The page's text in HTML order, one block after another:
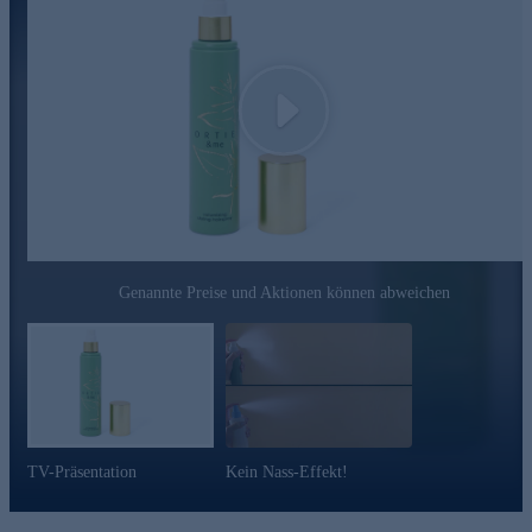
Für ein Styling, das lange hält! Jetzt bequem online
die Frisur den ganzen Tag, ohne dass sich die Haare steif und
BRENNNESSEL-EXTRAKT
Brennnessel ist eine traditionelle, europäische Heilpflanze. Ihre
Blätter sind reich an wertvollen Inhaltsstoffen wie organischen
Brennnessel-Extrakt verleiht dem Haar einen seidigen Glanz.
Brennnessel-Extrakt eignet sich besonders für fettendes Haar.
Die Rosskastanie hat glänzend braune Samen von etwa 4 cm
traditionellen Volksmedizin bekannt.
um dem Haar Kräftigung zu verleihen. Gleichzeitig verleiht der
Gefühl.
Genannte Preise und Aktionen können abweichen
TV-Präsentation Kein Nass-Effekt!